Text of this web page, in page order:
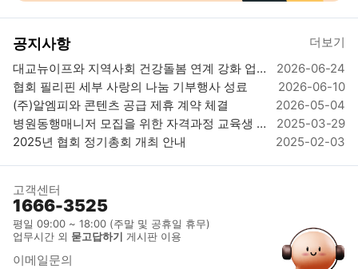
공지사항
더보기
대교뉴이프와 지역사회 건강돌봄 연계 강화 업뮤협약 체결
2026-06-24
협회 필리핀 세부 사랑의 나눔 기부행사 성료
2026-06-10
(주)알엠피와 콘텐츠 공급 제휴 계약 체결
2026-05-04
병원동행매니저 모집을 위한 자격과정 교육생 모집_자격시험 응시료 및 발급비 무료 이벤트
2025-03-29
2025년 협회 정기총회 개최 안내
2025-02-03
고객센터
1666-3525
평일 09:00 ~ 18:00 (주말 및 공휴일 휴무)
업무시간 외 묻고답하기 게시판 이용
이메일문의